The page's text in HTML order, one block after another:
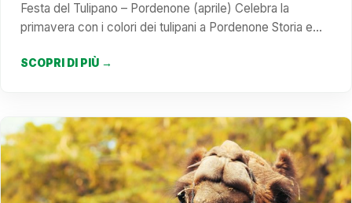
Festa del Tulipano – Pordenone (aprile) Celebra la
primavera con i colori dei tulipani a Pordenone Storia e…
SCOPRI DI PIÙ →